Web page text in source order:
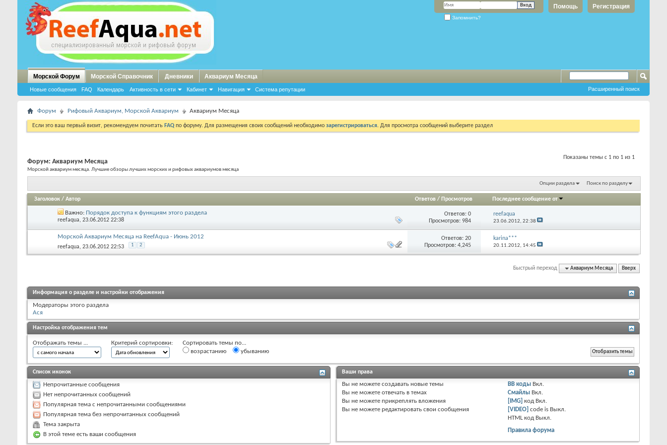
Регистрация
Помощь
Запомнить?
Морской Форум
Новые сообщения FAQ Календарь Активность в сети Кабинет Навигация Система репутации
Морской Справочник Дневники Аквариум Месяца
Расширенный поиск
Форум Рифовый Аквариум, Морской Аквариум Аквариум Месяца
Если это ваш первый визит, рекомендуем почитать FAQ по форуму. Для размещения своих сообщений необходимо зарегистрироваться. Для просмотра сообщений выберите раздел
Показаны темы с 1 по 1 из 1
Форум: Аквариум Месяца
Морской аквариум месяца. Лучшие обзоры лучших морских и рифовых аквариумов месяца
Опции раздела Поиск по разделу
Заголовок / Автор Ответов / Просмотров Последнее сообщение от
Важно: Порядок доступа к функциям этого раздела
reefaqua, 23.06.2012 22:38
Ответов:0
Просмотров: 984
reefaqua
23.06.2012, 22:38
Морской Аквариум Месяца на ReefAqua - Июнь 2012
reefaqua, 23.06.2012 22:53 1 2
Ответов:20
Просмотров: 4,245
karina***
20.11.2012, 14:45
Быстрый переход Аквариум Месяца Вверх
Информация о разделе и настройки отображения
Модераторы этого раздела
Ася
Настройка отображения тем
Отображать темы ... Критерий сортировки:
Сортировать темы по...
возрастанию
убыванию
Список иконок
Непрочитанные сообщения
Нет непрочитанных сообщений
Популярная тема с непрочитанными сообщениями
Популярная тема без непрочитанных сообщений
Тема закрыта
В этой теме есть ваши сообщения
Ваши права
Вы не можете создавать новые темы
Вы не можете отвечать в темах
Вы не можете прикреплять вложения
Вы не можете редактировать свои сообщения
BB коды Вкл.
Смайлы Вкл.
[IMG] код Вкл.
[VIDEO] code is Выкл.
HTML код Выкл.
Правила форума